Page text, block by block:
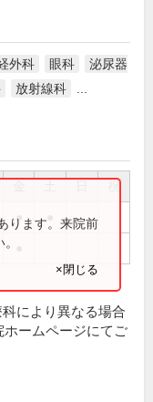
外科 眼科
泌尿器
放射線科
祝
●
ります。来院前
×閉じる
により異なる場合
ームページにてご